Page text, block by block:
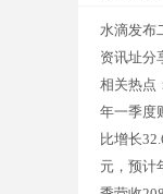
水滴发布
资讯址分
相关热点
年一季度
比增长
元，预计